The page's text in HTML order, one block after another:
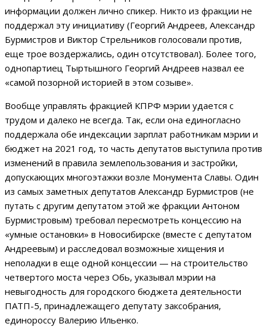
информации должен лично спикер. Никто из фракции не
поддержал эту инициативу (Георгий Андреев, Александр
Бурмистров и Виктор Стрельников голосовали против,
еще трое воздержались, один отсутствовал). Более того,
однопартиец Тыртышного Георгий Андреев назвал ее
«самой позорной историей в этом созыве».
Вообще управлять фракцией КПРФ мэрии удается с
трудом и далеко не всегда. Так, если она единогласно
поддержала обе индексации зарплат работникам мэрии и
бюджет на 2021 год, то часть депутатов выступила против
изменений в правила землепользования и застройки,
допускающих многоэтажки возле Монумента Славы. Один
из самых заметных депутатов Александр Бурмистров (не
путать с другим депутатом этой же фракции Антоном
Бурмистровым) требовал пересмотреть концессию на
«умные остановки» в Новосибирске (вместе с депутатом
Андреевым) и расследовал возможные хищения и
неполадки в еще одной концессии — на строительство
четвертого моста через Обь, указывал мэрии на
невыгодность для городского бюджета деятельности
ПАТП-5, принадлежащего депутату заксобрания,
единороссу Валерию Ильенко.